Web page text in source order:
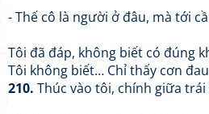
- Thế cô là người ở đâu, mà tới
Tôi đã đáp, không biết có đúng
Tôi không biết… Chỉ thấy cơn
210. Thúc vào tôi, chính giữa